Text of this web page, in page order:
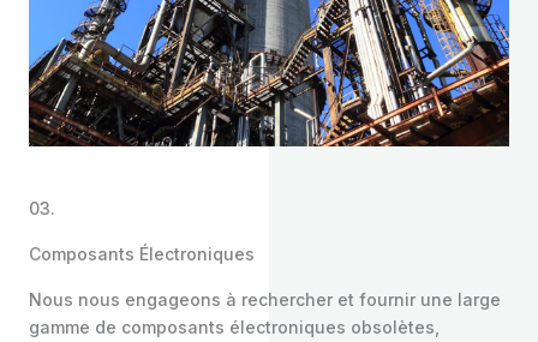
03.
Composants Électroniques
Nous nous engageons à rechercher et fournir une large
gamme de composants électroniques obsolètes,